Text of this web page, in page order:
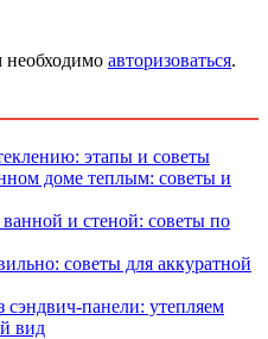
необходимо авторизоваться.
этапы и советы
доме теплым: советы и
и стеной: советы по
советы для аккуратной
сэндвич-панели: утепляем
вид